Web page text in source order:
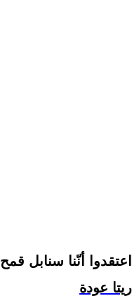
اعتقدوا أنّنا سنابل قمح
ريتا عودة